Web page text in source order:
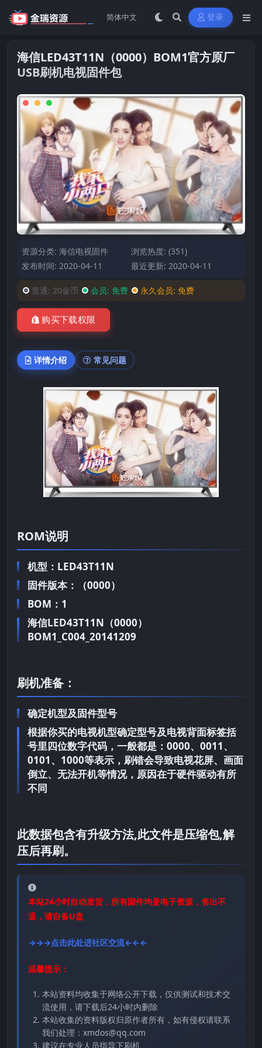
登录
海信LED43T11N（0000）BOM1官方原厂
USB刷机电视固件包
资源分类: 海信电视固件
浏览热度: (351)
发布时间: 2020-04-11
最近更新: 2020-04-11
普通: 20金币 会员: 免费 永久会员: 免费
购买下载权限
详情介绍 常见问题
ROM说明
机型：LED43T11N
固件版本：（0000）
BOM：1
海信LED43T11N（0000）
BOM1_C004_20141209
刷机准备：
确定机型及固件型号
根据你买的电视机型确定型号及电视背面标签括
号里四位数字代码，一般都是：0000、0011、
0101、1000等表示，刷错会导致电视花屏、画面
倒立、无法开机等情况，原因在于硬件驱动有所
不同
此数据包含有升级方法,此文件是压缩包,解
压后再刷。
本站24小时自动发货，所有固件均是电子资源，售出不
退，请自备U盘
→→→点击此处进社区交流←←←
温馨提示：
本站资料均收集于网络公开下载，仅供测试和技术交
流使用，请下载后24小时内删除
本站收集的资料版权归原作者所有，如有侵权请联系
我们处理：xmdos@qq.com
建议在专业人员指导下刷机